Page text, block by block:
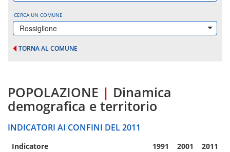
CERCA UN COMUNE
Rossiglione
TORNA AL COMUNE
POPOLAZIONE | Dinamica
demografica e territorio
INDICATORI AI CONFINI DEL 2011
Indicatore 1991 2001 2011